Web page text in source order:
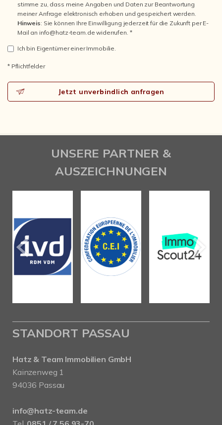
stimme zu, dass meine Angaben und Daten zur Beantwortung
meiner Anfrage elektronisch erhoben und gespeichert werden.
Hinweis: Sie können Ihre Einwilligung jederzeit für die Zukunft per E-
Mail an info@hatz-team.de widerrufen. *
Ich bin Eigentümer einer Immobilie.
* Pflichtfelder
Jetzt unverbindlich anfragen
UNSERE PARTNER &
AUSZEICHNUNGEN
STANDORT PASSAU
Hatz & Team Immobilien GmbH
Kainzenweg 1
94036 Passau
info@hatz-team.de